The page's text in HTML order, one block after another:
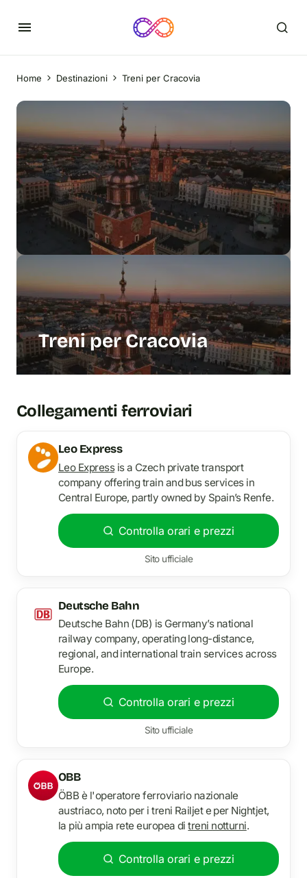
Home Destinazioni Treni per Cracovia
Treni per Cracovia
Collegamenti ferroviari
Leo Express
Leo Expressis a Czech private transport
company offering train and bus services in
Central Europe, partly owned by Spain’s Renfe.
Controlla orari e prezzi
Sito ufficiale
Deutsche Bahn
Deutsche Bahn (DB) is Germany’s national
railway company, operating long-distance,
regional, and international train services across
Europe.
Controlla orari e prezzi
Sito ufficiale
OBB
ÖBB è l'operatore ferroviario nazionale
austriaco, noto per i treni Railjet e per Nightjet,
la più ampia rete europea ditreni notturni.
Controlla orari e prezzi